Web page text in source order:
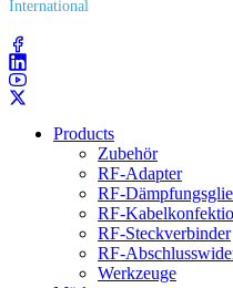
International
Products
Zubehör
RF-Adapter
RF-
RF-
RF-Steckverbinder
RF-
Werkzeuge